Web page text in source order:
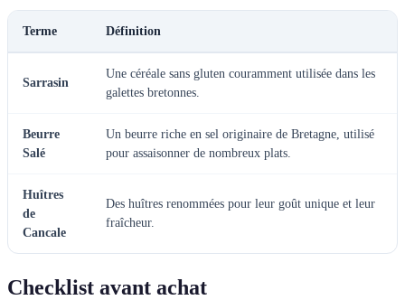
Terme Définition
Sarrasin
Une céréale sans gluten couramment utilisée dans les
galettes bretonnes.
Beurre
Salé
Un beurre riche en sel originaire de Bretagne, utilisé
pour assaisonner de nombreux plats.
Huîtres
de
Cancale
Des huîtres renommées pour leur goût unique et leur
fraîcheur.
Checklist avant achat